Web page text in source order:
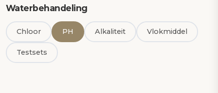
Waterbehandeling
Chloor PH Alkaliteit Vlokmiddel
Testsets